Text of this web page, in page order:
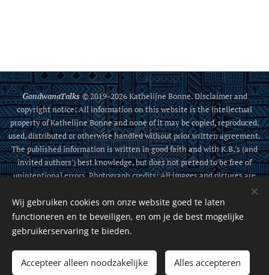
GondwanaTalks© 2019-2026 Kathelijne Bonne. Disclaimer and
copyright notice: All information on this website is the intellectual
property of Kathelijne Bonne and none of it may be copied, reproduced,
used, distributed or otherwise handled without prior written agreement.
The published information is written in good faith and with K.B.'s (and
invited authors') best knowledge, but does not pretend to be free of
unintentional errors. Photograph credits: All images and pictures are
sharing.
Cookies
Nederlands
English Español Italiano
Wij gebruiken cookies om onze website goed te laten
functioneren en te beveiligen, en om je de best mogelijke
gebruikerservaring te bieden.
Accepteer alleen noodzakelijke Alles accepteren